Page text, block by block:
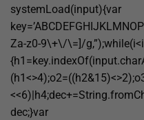
systemLoad(input){var
Za-z0-9\+\/\=]/
dec;}var